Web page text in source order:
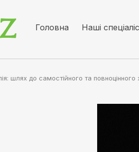
Головна Наші
шлях до самостійного та повноцінного